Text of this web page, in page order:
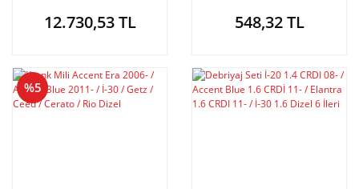
Crdi 8 Balta
12.730,53 TL
Ceed 2008-2011 Dizel
548,32 TL
%5